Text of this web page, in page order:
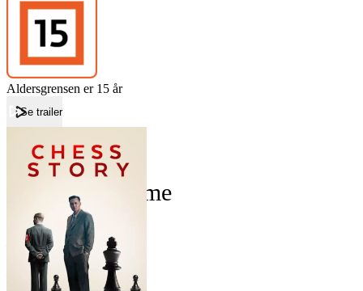
Aldersgrensen er 15 år
Se trailer
Forside The Royal Game
The Royal Game
Forfatter:
Leverandør:
Norgesfilm AS
Lisens: